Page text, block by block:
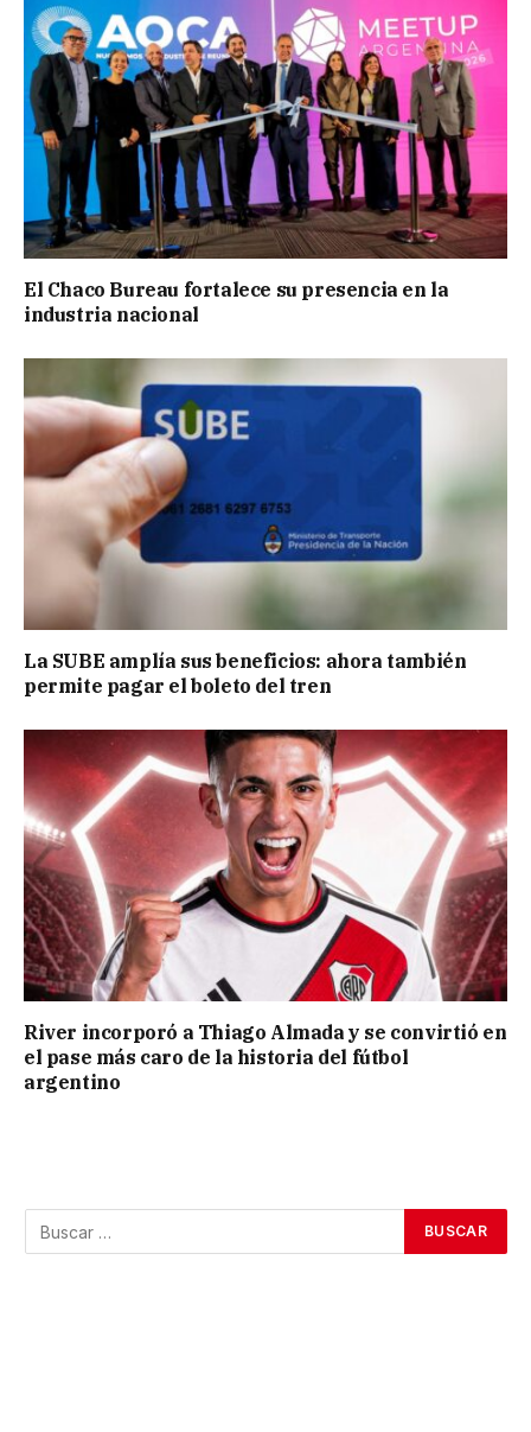
El Chaco Bureau fortalece su presencia en la
industria nacional
La SUBE amplía sus beneficios: ahora también
permite pagar el boleto del tren
River incorporó a Thiago Almada y se convirtió en
el pase más caro de la historia del fútbol
argentino